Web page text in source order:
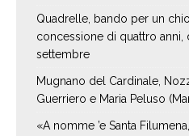
Quadrelle, bando per un
concessione di quattro anni,
settembre
Mugnano del Cardinale,
Guerriero e Maria Peluso
«A nomme ’e Santa